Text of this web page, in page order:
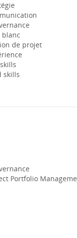
blanc
de projet
skills
Portfolio